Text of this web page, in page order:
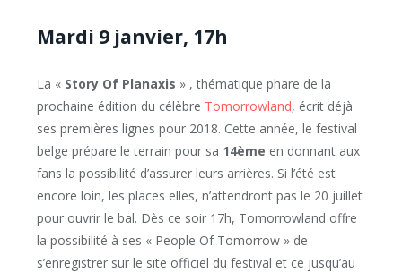
Mardi 9 janvier, 17h
La « Story Of Planaxis » , thématique phare de la
prochaine édition du célèbre Tomorrowland, écrit déjà
ses premières lignes pour 2018. Cette année, le festival
belge prépare le terrain pour sa 14ème en donnant aux
fans la possibilité d’assurer leurs arrières. Si l’été est
encore loin, les places elles, n’attendront pas le 20 juillet
pour ouvrir le bal. Dès ce soir 17h, Tomorrowland offre
la possibilité à ses « People Of Tomorrow » de
s’enregistrer sur le site officiel du festival et ce jusqu’au